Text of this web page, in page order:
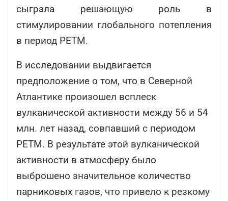
сыграла решающую роль в
стимулировании глобального потепления
в период PETM.
В исследовании выдвигается
предположение о том, что в Северной
Атлантике произошел всплеск
вулканической активности между 56 и 54
млн. лет назад, совпавший с периодом
PETM. В результате этой вулканической
активности в атмосферу было
выброшено значительное количество
парниковых газов, что привело к резкому